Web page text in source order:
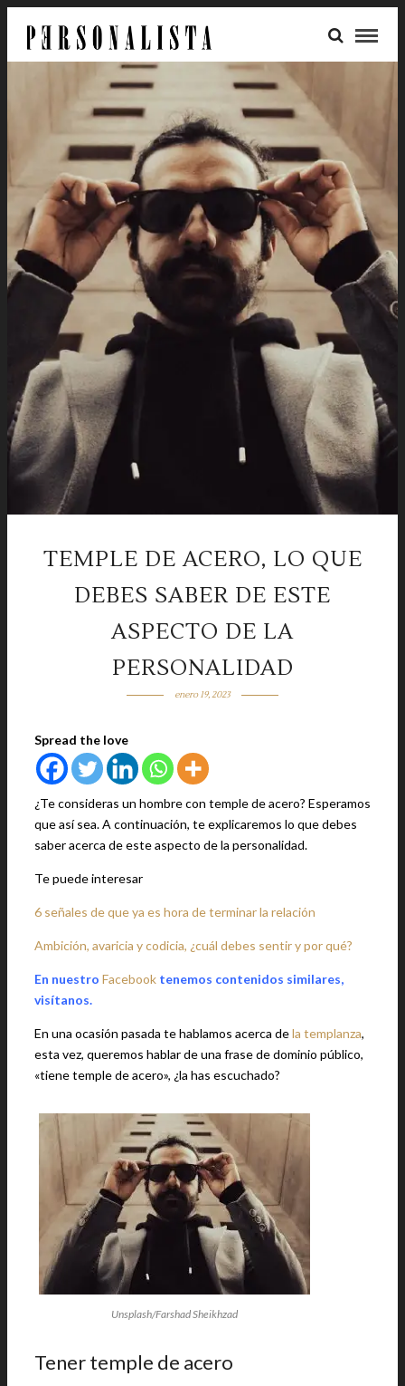
TEMPLE DE ACERO, LO QUE
DEBES SABER DE ESTE
ASPECTO DE LA
PERSONALIDAD
enero 19, 2023
Spread the love
¿Te consideras un hombre con temple de acero? Esperamos
que así sea. A continuación, te explicaremos lo que debes
saber acerca de este aspecto de la personalidad.
Te puede interesar
6 señales de que ya es hora de terminar la relación
Ambición, avaricia y codicia, ¿cuál debes sentir y por qué?
En nuestro Facebook tenemos contenidos similares,
visítanos.
En una ocasión pasada te hablamos acerca dela templanza,
esta vez, queremos hablar de una frase de dominio público,
«tiene temple de acero», ¿la has escuchado?
Unsplash/Farshad Sheikhzad
Tener temple de acero